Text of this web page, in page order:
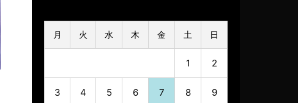
月 火 水 木 金 土 日
1 2
3 4 5 6 7 8 9